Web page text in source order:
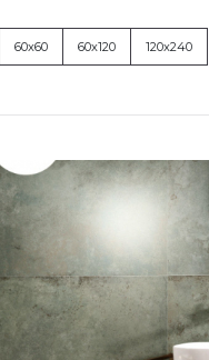
60x60 60x120 120x240